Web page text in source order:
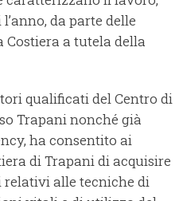
da parte delle
Costiera a tutela della
qualificati del Centro di
Trapani nonché già
ha consentito ai
di Trapani di acquisire
alle tecniche di